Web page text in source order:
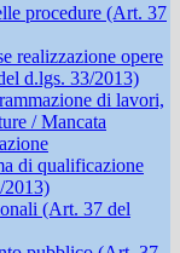
procedure (Art. 37
realizzazione opere
d.lgs. 33/2013)
di lavori,
/ Mancata
di qualificazione
2013)
(Art. 37 del